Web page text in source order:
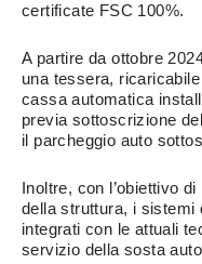
certificate FSC 100%.
A partire da ottobre
una tessera,
cassa automatica
previa sottoscrizione
il parcheggio auto
Inoltre, con l’obiettivo
della struttura, i sistemi
integrati con le attuali
servizio della sosta